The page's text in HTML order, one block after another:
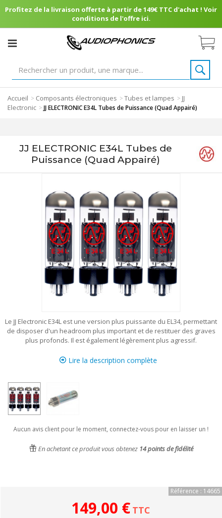
Profitez de la livraison offerte à partir de 149€ TTC d'achat ! Voir
conditions de l'offre ici.
Accueil > Composants électroniques >Tubes et lampes > JJ
Electronic >JJ ELECTRONIC E34L Tubes de Puissance (Quad Appairé)
JJ ELECTRONIC E34L Tubes de
Puissance (Quad Appairé)
Le JJ Electronic E34L est une version plus puissante du EL34, permettant
de disposer d'un headroom plus important et de restituer des graves
plus profonds. Il est également légèrement plus agressif.
Lire la description complète
Aucun avis client pour le moment, connectez-vous pour en laisser un !
En achetant ce produit vous obtenez 14points de fidélité
Référence : 14665
149,00 € TTC